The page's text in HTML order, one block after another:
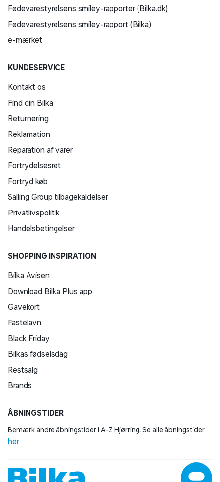
Fødevarestyrelsens smiley-rapporter (Bilka.dk)
Fødevarestyrelsens smiley-rapport (Bilka)
e-mærket
KUNDESERVICE
Kontakt os
Find din Bilka
Returnering
Reklamation
Reparation af varer
Fortrydelsesret
Fortryd køb
Salling Group tilbagekaldelser
Privatlivspolitik
Handelsbetingelser
SHOPPING INSPIRATION
Bilka Avisen
Download Bilka Plus app
Gavekort
Fastelavn
Black Friday
Bilkas fødselsdag
Restsalg
Brands
ÅBNINGSTIDER
Bemærk andre åbningstider i A-Z Hjørring. Se alle åbningstider
her